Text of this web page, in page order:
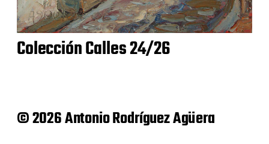
Colección Calles 24/26
© 2026 Antonio Rodríguez Agüera